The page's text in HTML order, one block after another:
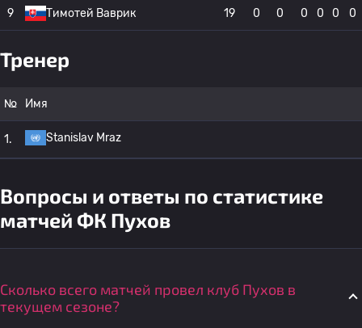
9 Тимотей Ваврик 19 0 0 0 0 0 0
Тренер
№ Имя
1. Stanislav Mraz
Вопросы и ответы по статистике
матчей ФК Пухов
Сколько всего матчей провел клуб Пухов в
текущем сезоне?